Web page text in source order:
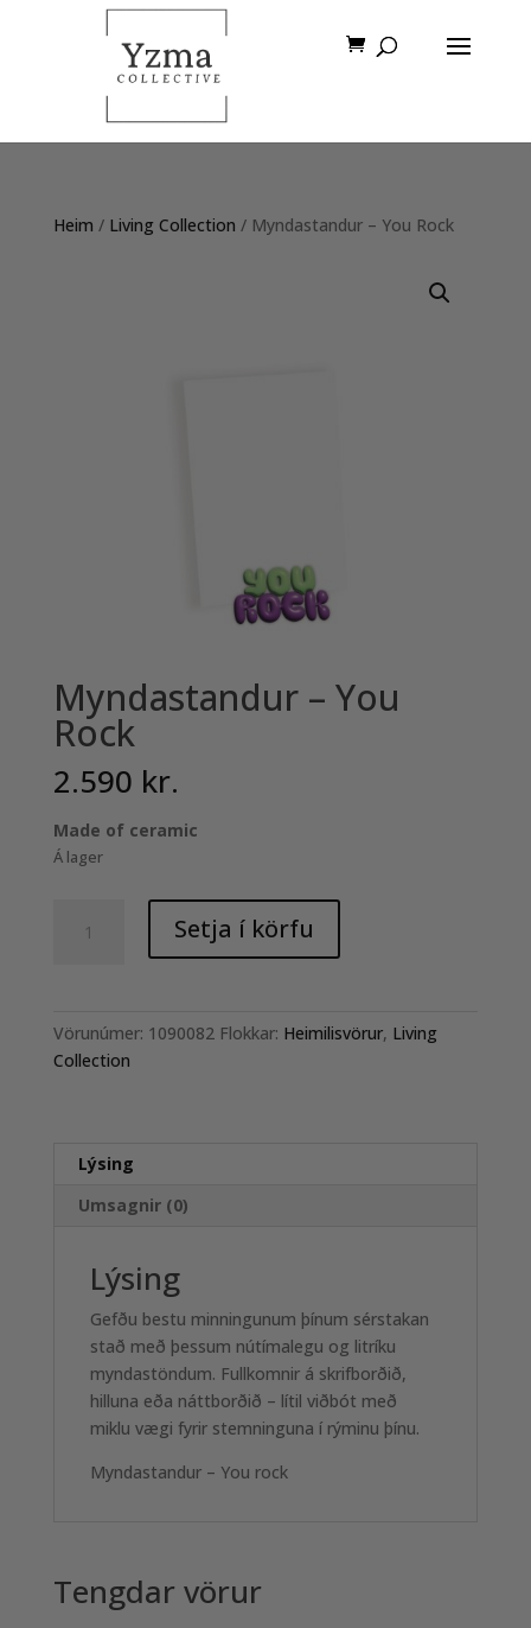
Heim / Living Collection / Myndastandur – You Rock
Myndastandur – You
Rock
2.590 kr.
Made of ceramic
Á lager
quantity
Setja í körfu
Vörunúmer: 1090082 Flokkar: Heimilisvörur, Living
Collection
Lýsing
Umsagnir (0)
Lýsing
Gefðu bestu minningunum þínum sérstakan
stað með þessum nútímalegu og litríku
myndastöndum. Fullkomnir á skrifborðið,
hilluna eða náttborðið – lítil viðbót með
miklu vægi fyrir stemninguna í rýminu þínu.
Myndastandur – You rock
Tengdar vörur